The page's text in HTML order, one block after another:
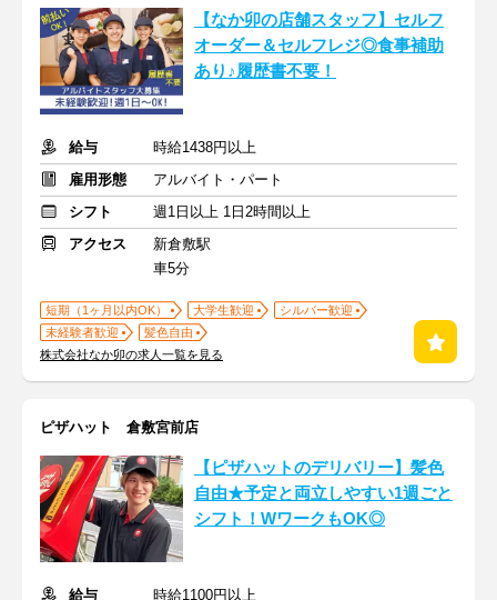
【なか卯の店舗スタッフ】セルフ
オーダー＆セルフレジ◎食事補助
あり♪履歴書不要！
給与
時給1438円以上
雇用形態
アルバイト・パート
シフト
週1日以上 1日2時間以上
アクセス
新倉敷駅
車5分
短期（1ヶ月以内OK） 大学生歓迎
シルバー歓迎
未経験者歓迎
髪色自由
株式会社なか卯の求人一覧を見る
ピザハット 倉敷宮前店
【ピザハットのデリバリー】髪色
自由★予定と両立しやすい1週ごと
シフト！WワークもOK◎
給与
時給1100円以上